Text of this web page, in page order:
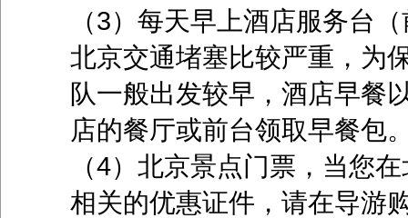
（3）每天早上酒店服务台
北京交通堵塞比较严重，为
队一般出发较早，酒店早餐
店的餐厅或前台领取早餐包
（4）北京景点门票，当您
相关的优惠证件，请在导游